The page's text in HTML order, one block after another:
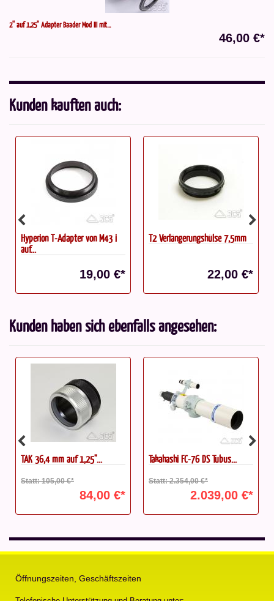
2'' auf 1,25'' Adapter Baader Mod III mit...
46,00 €*
Kunden kauften auch:
Hyperion T-Adapter von M43 i
auf...
19,00 €*
T2 Verlängerungshülse 7,5mm
22,00 €*
Kunden haben sich ebenfalls angesehen:
TAK 36,4 mm auf 1,25"...
Statt: 105,00 €*
84,00 €*
Takahashi FC-76 DS Tubus...
Statt: 2.354,00 €*
2.039,00 €*
Öffnungszeiten, Geschäftszeiten